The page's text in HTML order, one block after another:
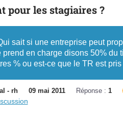
pour les stagiaires ?
sait si une entreprise peut
prend en charge disons 50% du
% ou est-ce que le TR est
- rh 09 mai 2011 Réponse : 1